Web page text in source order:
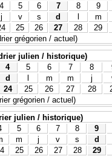
4 5 6 7 8 9
j v s d m
25 26 27 28 29
grégorien / actuel)
julien / historique)
4 5 6 7 8
d m m j
24 25 26 27 28
grégorien / actuel)
julien / historique)
5 6 7 8 9
m j v s d
25 26 27 28 29